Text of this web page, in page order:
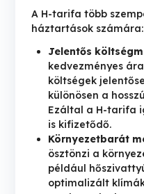
A H-tarifa több
háztartások számára:
Jelentős
kedvezményes
költségek
különösen a
Ezáltal a H-tarifa
is kifizetődő.
Környezetbarát
ösztönzi a
például
optimalizált